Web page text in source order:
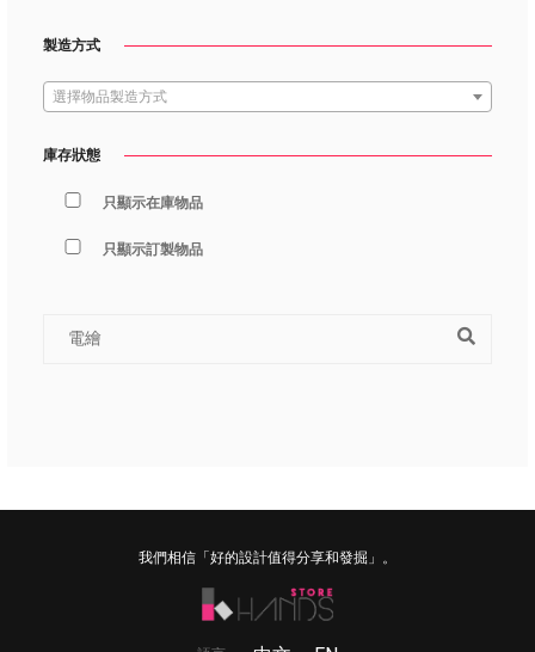
製造方式
選擇物品製造方式
庫存狀態
只顯示在庫物品
只顯示訂製物品
我們相信「好的設計值得分享和發掘」。